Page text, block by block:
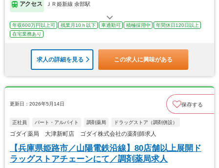
アクセス ＪＲ姫新線 余部駅
年収600万円以上可 残業月10ｈ以下 車通勤可 積極採用中
年間休日120日以上
在宅業務あり
求人の詳細を見る この求人に興味がある
更新日：2026年5月14日 保存する
正社員 パート・アルバイト 調剤薬局 ドラッグストア（調剤併設）
ゴダイ薬局 大津新町店 ゴダイ株式会社の薬剤師求人
【兵庫県姫路市／山陽電鉄沿線】80店舗以上展開ド
ラッグストアチェーンにて／調剤薬局求人